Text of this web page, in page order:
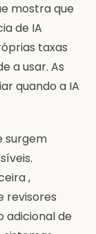
mostra que
de IA
taxas
a usar. As
quando a IA
surgem
,
revisores
adicional de